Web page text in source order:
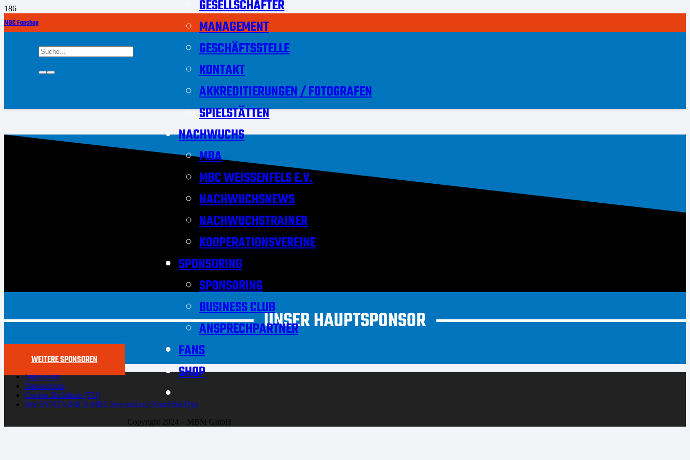
MBC Fanshop
GESELLSCHAFTER
MANAGEMENT
GESCHÄFTSSTELLE
KONTAKT
AKKREDITIERUNGEN / FOTOGRAFEN
SPIELSTÄTTEN
NACHWUCHS
MBA
MBC WEISSENFELS E.V.
NACHWUCHSNEWS
NACHWUCHSTRAINER
KOOPERATIONSVEREINE
SPONSORING
SPONSORING
BUSINESS CLUB
ANSPRECHPARTNER
FANS
SHOP
UNSER HAUPTSPONSOR
WEITERE SPONSOREN
Impressum
Datenschutz
Cookie-Richtlinie (EU)
Der SYNTAINICS MBC live und auf Abruf bei Dyn
Copyright 2024 – MBM GmbH